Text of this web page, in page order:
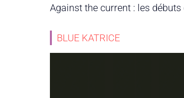
Against the current : les
BLUE KATRICE